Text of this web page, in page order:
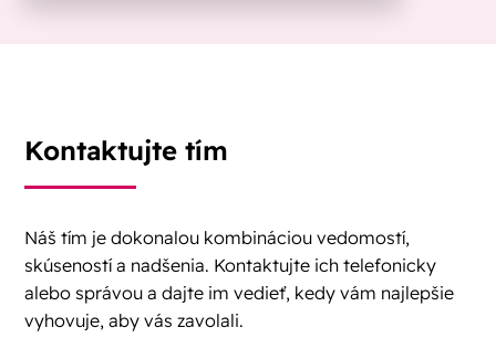
Kontaktujte tím
Náš tím je dokonalou kombináciou vedomostí,
skúseností a nadšenia. Kontaktujte ich telefonicky
alebo správou a dajte im vedieť, kedy vám najlepšie
vyhovuje, aby vás zavolali.